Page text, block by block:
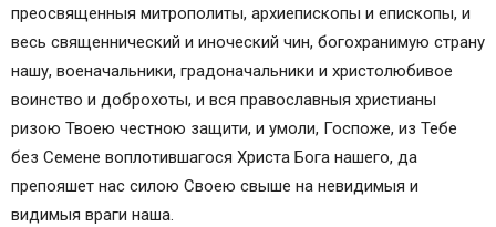
преосвященныя митрополиты, архиепископы и епископы, и
весь священнический и иноческий чин, богохранимую страну
нашу, военачальники, градоначальники и христолюбивое
воинство и доброхоты, и вся православныя христианы
ризою Твоею честною защити, и умоли, Госпоже, из Тебе
без Семене воплотившагося Христа Бога нашего, да
препояшет нас силою Своею свыше на невидимыя и
видимыя враги наша.